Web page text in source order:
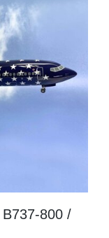
800 /